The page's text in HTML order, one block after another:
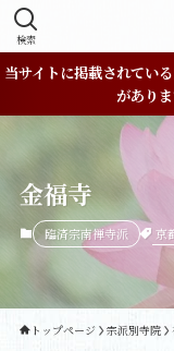
検索
当サイトに掲載されてい
があり
金福寺
臨済宗南禅寺派 京
トップページ 宗派別寺院